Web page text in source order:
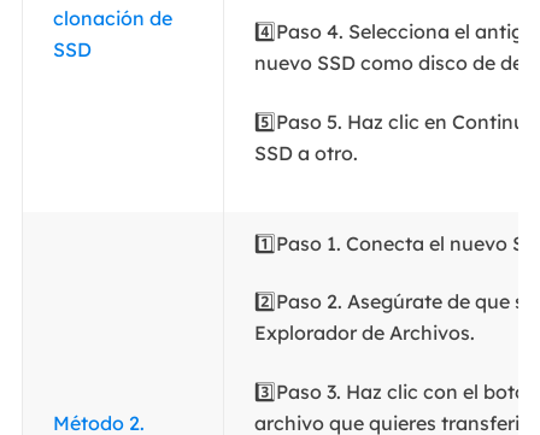
clonación de
SSD
4️⃣Paso 4. Selecciona el
nuevo SSD como disco de
5️⃣Paso 5. Haz clic en
SSD a otro.
Método 2.
1️⃣Paso 1. Conecta el nuevo
2️⃣Paso 2. Asegúrate de que
Explorador de Archivos.
3️⃣Paso 3. Haz clic con el
archivo que quieres transferir